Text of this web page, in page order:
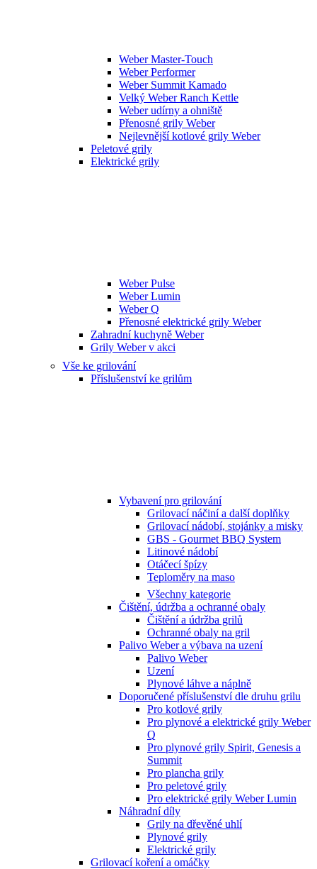
Weber Master-Touch
Weber Performer
Weber Summit Kamado
Velký Weber Ranch Kettle
Weber udírny a ohniště
Přenosné grily Weber
Nejlevnější kotlové grily Weber
Peletové grily
Elektrické grily
Weber Pulse
Weber Lumin
Weber Q
Přenosné elektrické grily Weber
Zahradní kuchyně Weber
Grily Weber v akci
Vše ke grilování
Příslušenství ke grilům
Vybavení pro grilování
Grilovací náčiní a další doplňky
Grilovací nádobí, stojánky a misky
GBS - Gourmet BBQ System
Litinové nádobí
Otáčecí špízy
Teploměry na maso
Všechny kategorie
Čištění, údržba a ochranné obaly
Čištění a údržba grilů
Ochranné obaly na gril
Palivo Weber a výbava na uzení
Palivo Weber
Uzení
Plynové láhve a náplně
Doporučené příslušenství dle druhu grilu
Pro kotlové grily
Pro plynové a elektrické grily Weber
Q
Pro plynové grily Spirit, Genesis a
Summit
Pro plancha grily
Pro peletové grily
Pro elektrické grily Weber Lumin
Náhradní díly
Grily na dřevěné uhlí
Plynové grily
Elektrické grily
Grilovací koření a omáčky